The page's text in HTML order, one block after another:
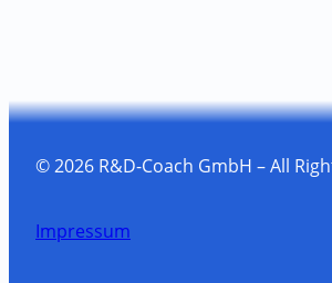
© 2026 R&D-Coach GmbH – All
Impressum